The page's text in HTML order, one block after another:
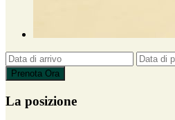
La posizione